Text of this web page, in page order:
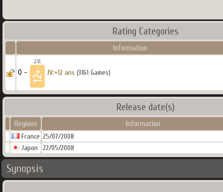
Rating Categories
Information
0 - JV:+12 ans (3161 Games)
Release date(s)
Regions Information
France 25/07/2008
Japon
22/05/2008
Synopsis